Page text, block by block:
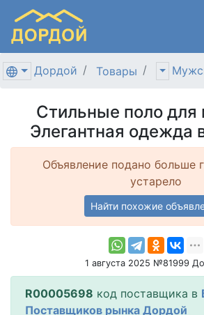
Дордой Товары
Стильные поло для
Элегантная одежда
Объявление подано больше
устарело
Найти похожие
1 августа 2025 №81999
R00005698 код поставщика в
Поставщиков рынка Дордой